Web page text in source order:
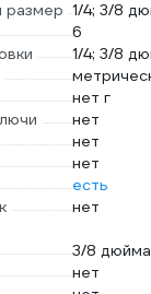
размер 1/4; 3/8
6
1/4; 3/8
нет г
нет
нет
нет
есть
нет
3/8 дюйма
нет